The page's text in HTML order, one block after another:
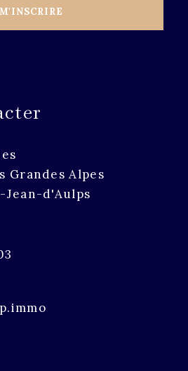
Grandes Alpes
Jean-d'Aulps